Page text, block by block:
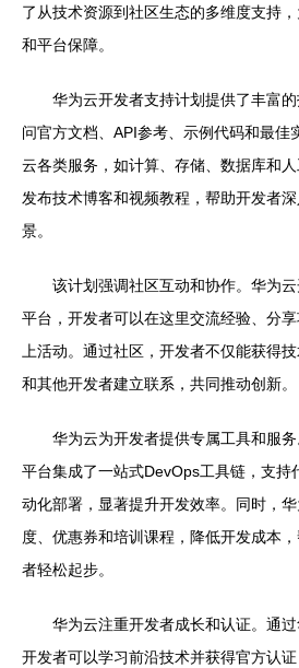
了从技术资源到社区生态的多维度支持
和平台保障。
华为云开发者支持计划提供了丰富
问官方文档、API参考、示例代码和最佳
云各类服务，如计算、存储、数据库和
发布技术博客和视频教程，帮助开发者
景。
该计划强调社区互动和协作。华为
平台，开发者可以在这里交流经验、分
上活动。通过社区，开发者不仅能获得
和其他开发者建立联系，共同推动创新。
华为云为开发者提供专属工具和服
平台集成了一站式DevOps工具链，支持
动化部署，显著提升开发效率。同时，
度、优惠券和培训课程，降低开发成本
者轻松起步。
华为云注重开发者成长和认证。通
开发者可以学习前沿技术并获得官方认